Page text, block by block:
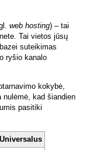
web hosting) – tai
Tai vietos jūsų
suteikimas
ryšio kanalo
kokybė,
nulėmė, kad šiandien
pasitiki
Universalus